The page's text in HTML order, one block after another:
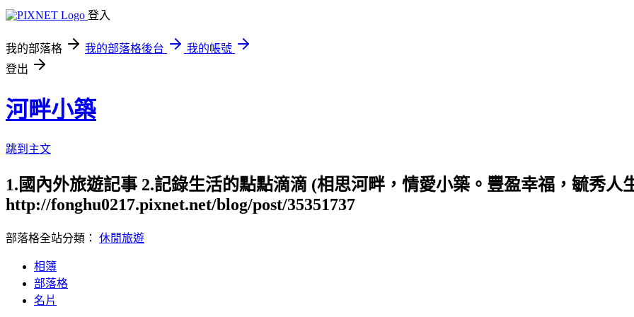
登入
我的部落格 我的部落格後台
我的帳號
登出
河畔小築
跳到主文
1.國內外旅遊記事 2.記錄生活的點點滴滴 (相思河畔，情愛小築。豐盈幸福，毓秀人
http://fonghu0217.pixnet.net/blog/post/35351737
部落格全站分類： 休閒旅遊
相簿
部落格
名片